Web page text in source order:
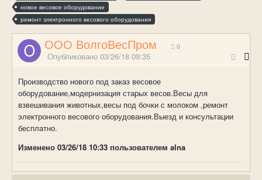
новое весовое оборудование
ремонт электронного весового оборудования
ООО ВолгоВесПром 0
Опубликовано 03/26/18 09:35
Производство нового под заказ весовое
оборудование,модернизация старых весов.Весы для
взвешивания животных,весы под бочки с молоком ,ремонт
электронного весового оборудования.Выезд и консультации
бесплатно.
Изменено 03/26/18 10:33 пользователем alna